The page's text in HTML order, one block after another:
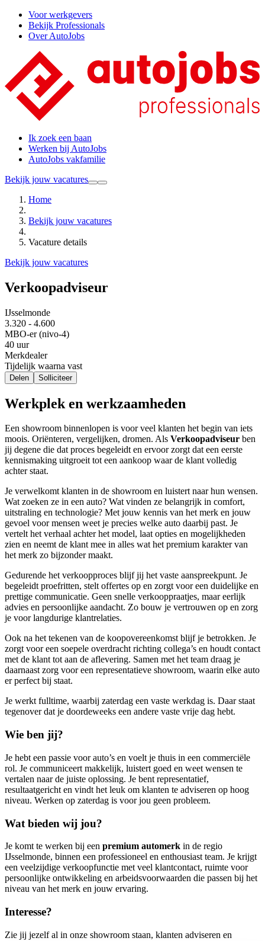
Voor werkgevers
Bekijk Professionals
Over AutoJobs
Ik zoek een baan
Werken bij AutoJobs
AutoJobs vakfamilie
Bekijk jouw vacatures
Home
Bekijk jouw vacatures
Vacature details
Bekijk jouw vacatures
Verkoopadviseur
IJsselmonde
3.320 - 4.600
MBO-er (nivo-4)
40 uur
Merkdealer
Tijdelijk waarna vast
Delen Solliciteer
Werkplek en werkzaamheden
Een showroom binnenlopen is voor veel klanten het begin van iets
moois. Oriënteren, vergelijken, dromen. Als Verkoopadviseur ben
jij degene die dat proces begeleidt en ervoor zorgt dat een eerste
kennismaking uitgroeit tot een aankoop waar de klant volledig
achter staat.
Je verwelkomt klanten in de showroom en luistert naar hun wensen.
Wat zoeken ze in een auto? Wat vinden ze belangrijk in comfort,
uitstraling en technologie? Met jouw kennis van het merk en jouw
gevoel voor mensen weet je precies welke auto daarbij past. Je
vertelt het verhaal achter het model, laat opties en mogelijkheden
zien en neemt de klant mee in alles wat het premium karakter van
het merk zo bijzonder maakt.
Gedurende het verkoopproces blijf jij het vaste aanspreekpunt. Je
begeleidt proefritten, stelt offertes op en zorgt voor een duidelijke en
prettige communicatie. Geen snelle verkooppraatjes, maar eerlijk
advies en persoonlijke aandacht. Zo bouw je vertrouwen op en zorg
je voor langdurige klantrelaties.
Ook na het tekenen van de koopovereenkomst blijf je betrokken. Je
zorgt voor een soepele overdracht richting collega’s en houdt contact
met de klant tot aan de aflevering. Samen met het team draag je
daarnaast zorg voor een representatieve showroom, waarin elke auto
er perfect bij staat.
Je werkt fulltime, waarbij zaterdag een vaste werkdag is. Daar staat
tegenover dat je doordeweeks een andere vaste vrije dag hebt.
Wie ben jij?
Je hebt een passie voor auto’s en voelt je thuis in een commerciële
rol. Je communiceert makkelijk, luistert goed en weet wensen te
vertalen naar de juiste oplossing. Je bent representatief,
resultaatgericht en vindt het leuk om klanten te adviseren op hoog
niveau. Werken op zaterdag is voor jou geen probleem.
Wat bieden wij jou?
Je komt te werken bij een premium automerk in de regio
IJsselmonde, binnen een professioneel en enthousiast team. Je krijgt
een veelzijdige verkoopfunctie met veel klantcontact, ruimte voor
persoonlijke ontwikkeling en arbeidsvoorwaarden die passen bij het
niveau van het merk en jouw ervaring.
Interesse?
Zie jij jezelf al in onze showroom staan, klanten adviseren en